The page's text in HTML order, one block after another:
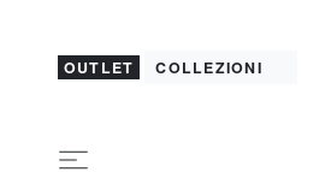
OUTLET COLLEZIONI